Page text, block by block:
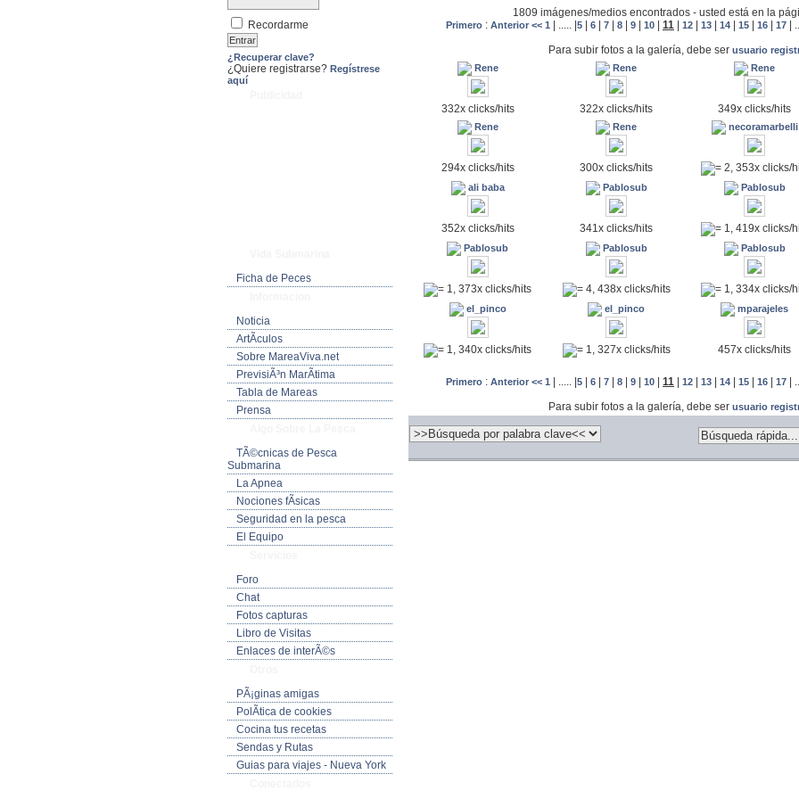
Recordarme
¿Recuperar clave?
¿Quiere registrarse? Regístrese
aquí
Ficha de Peces
Noticia
ArtÃ­culos
Sobre MareaViva.net
PrevisiÃ³n MarÃ­tima
Tabla de Mareas
Prensa
TÃ©cnicas de Pesca
Submarina
La Apnea
Nociones fÃ­sicas
Seguridad en la pesca
El Equipo
Foro
Chat
Fotos capturas
Libro de Visitas
Enlaces de interÃ©s
PÃ¡ginas amigas
PolÃ­tica de cookies
Cocina tus recetas
Sendas y Rutas
Guias para viajes - Nueva York
1809 imágenes/medios encontrados - usted está en la
Primero : Anterior << 1 | ..... |5 | 6 | 7 | 8 | 9 | 10 | 11 | 12 | 13 | 14 | 15 | 16 | 17 |
Para subir fotos a la galería, debe ser usuario
Rene
Rene Rene
332x clicks/hits 322x clicks/hits 349x clicks/hits
Rene Rene necoramarbelli
294x clicks/hits 300x clicks/hits = 2, 353x clicks/
ali baba Pablosub Pablosub
352x clicks/hits 341x clicks/hits = 1, 419x clicks/
Pablosub Pablosub Pablosub
= 1, 373x clicks/hits = 4, 438x clicks/hits = 1, 334x clicks/
el_pinco el_pinco mparajeles
= 1, 340x clicks/hits = 1, 327x clicks/hits 457x clicks/hits
Primero : Anterior << 1 ..... 5 6 7 8 9 10 11 12 13 14 15 16 17
Para subir fotos a la galería, debe ser usuario